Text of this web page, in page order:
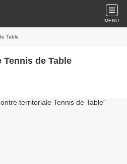
MENU
Table
de Table